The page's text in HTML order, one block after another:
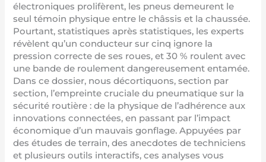
électroniques prolifèrent, les pneus demeurent le
seul témoin physique entre le châssis et la chaussée.
Pourtant, statistiques après statistiques, les experts
révèlent qu’un conducteur sur cinq ignore la
pression correcte de ses roues, et 30 % roulent avec
une bande de roulement dangereusement entamée.
Dans ce dossier, nous décortiquons, section par
section, l’empreinte cruciale du pneumatique sur la
sécurité routière : de la physique de l’adhérence aux
innovations connectées, en passant par l’impact
économique d’un mauvais gonflage. Appuyées par
des études de terrain, des anecdotes de techniciens
et plusieurs outils interactifs, ces analyses vous